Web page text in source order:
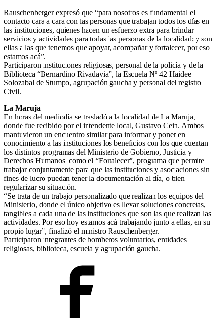
Rauschenberger expresó que “para nosotros es fundamental el
contacto cara a cara con las personas que trabajan todos los días en
las instituciones, quienes hacen un esfuerzo extra para brindar
servicios y actividades para todas las personas de la localidad; y son
ellas a las que tenemos que apoyar, acompañar y fortalecer, por eso
estamos acá”.
Participaron instituciones religiosas, personal de la policía y de la
Biblioteca “Bernardino Rivadavia”, la Escuela Nº 42 Haidee
Solozabal de Stumpo, agrupación gaucha y personal del registro
Civil.
La Maruja
En horas del mediodía se trasladó a la localidad de La Maruja,
donde fue recibido por el intendente local, Gustavo Cein. Ambos
mantuvieron un encuentro similar para informar y poner en
conocimiento a las instituciones los beneficios con los que cuentan
los distintos programas del Ministerio de Gobierno, Justicia y
Derechos Humanos, como el “Fortalecer”, programa que permite
trabajar conjuntamente para que las instituciones y asociaciones sin
fines de lucro puedan tener la documentación al día, o bien
regularizar su situación.
“Se trata de un trabajo personalizado que realizan los equipos del
Ministerio, donde el único objetivo es llevar soluciones concretas,
tangibles a cada una de las instituciones que son las que realizan las
actividades. Por eso hoy estamos acá trabajando junto a ellas, en su
propio lugar”, finalizó el ministro Rauschenberger.
Participaron integrantes de bomberos voluntarios, entidades
religiosas, biblioteca, escuela y agrupación gaucha.